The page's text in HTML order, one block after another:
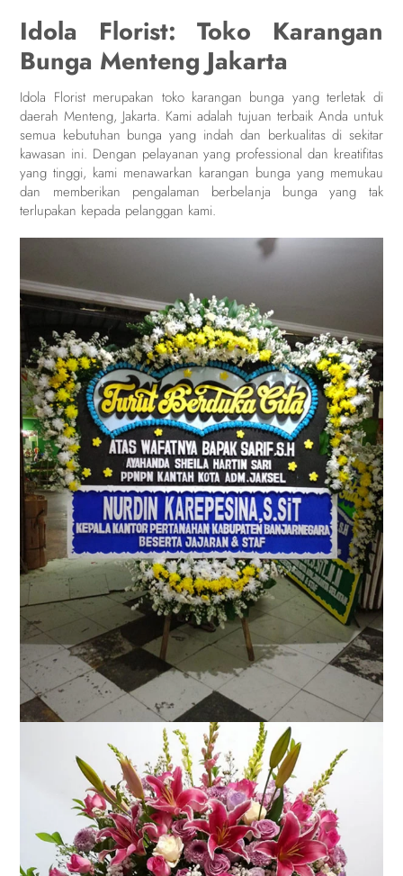
Idola Florist: Toko Karangan
Bunga Menteng Jakarta
Idola Florist merupakan toko karangan bunga yang terletak di
daerah Menteng, Jakarta. Kami adalah tujuan terbaik Anda untuk
semua kebutuhan bunga yang indah dan berkualitas di sekitar
kawasan ini. Dengan pelayanan yang professional dan kreatifitas
yang tinggi, kami menawarkan karangan bunga yang memukau
dan memberikan pengalaman berbelanja bunga yang tak
terlupakan kepada pelanggan kami.